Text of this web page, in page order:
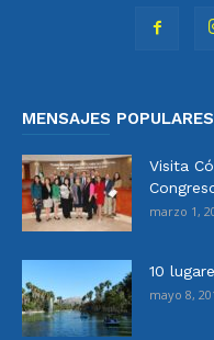
MENSAJES POPULARES
Visita
marzo 1,
10
mayo 8,